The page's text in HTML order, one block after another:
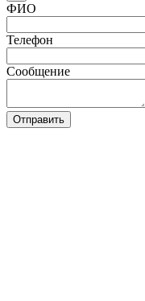
ФИО
Телефон
Сообщение
Отправить